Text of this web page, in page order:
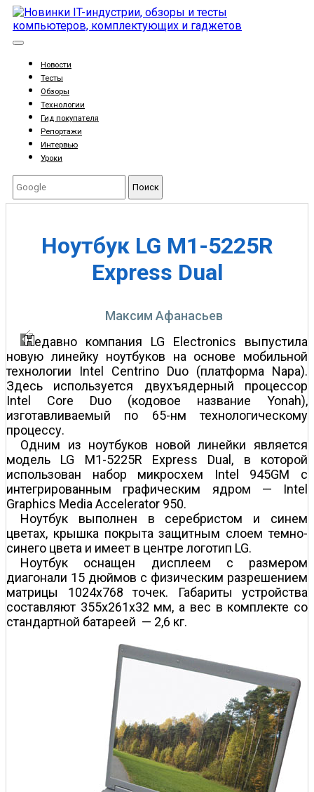
Новости
Тесты
Обзоры
Технологии
Гид покупателя
Репортажи
Интервью
Уроки
Поиск
Ноутбук LG M1-5225R
Express Dual
Максим Афанасьев
едавно компания LG Electronics выпустила
новую линейку ноутбуков на основе мобильной
технологии Intel Centrino Duo (платформа Napa).
Здесь используется двухъядерный процессор
Intel Core Duo (кодовое название Yonah),
изготавливаемый по 65-нм технологическому
процессу.
Одним из ноутбуков новой линейки является
модель LG M1-5225R Express Dual, в которой
использован набор микросхем Intel 945GM с
интегрированным графическим ядром — Intel
Graphics Media Accelerator 950.
Ноутбук выполнен в серебристом и синем
цветах, крышка покрыта защитным слоем темно-
синего цвета и имеет в центре логотип LG.
Ноутбук оснащен дисплеем с размером
диагонали 15 дюймов с физическим разрешением
матрицы 1024x768 точек. Габариты устройства
составляют 355x261x32 мм, а вес в комплекте со
стандартной батареей — 2,6 кг.